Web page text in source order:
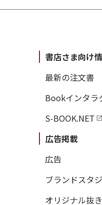
書店さま向け
最新の注文書
Bookインタラ
S-BOOK.NET
広告掲載
広告
ブランドスタ
オリジナル抜